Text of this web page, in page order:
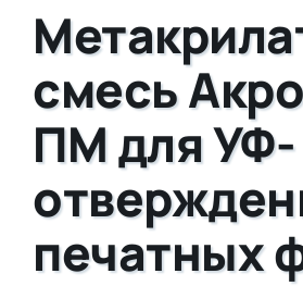
смесь
ПМ для УФ-
печатных